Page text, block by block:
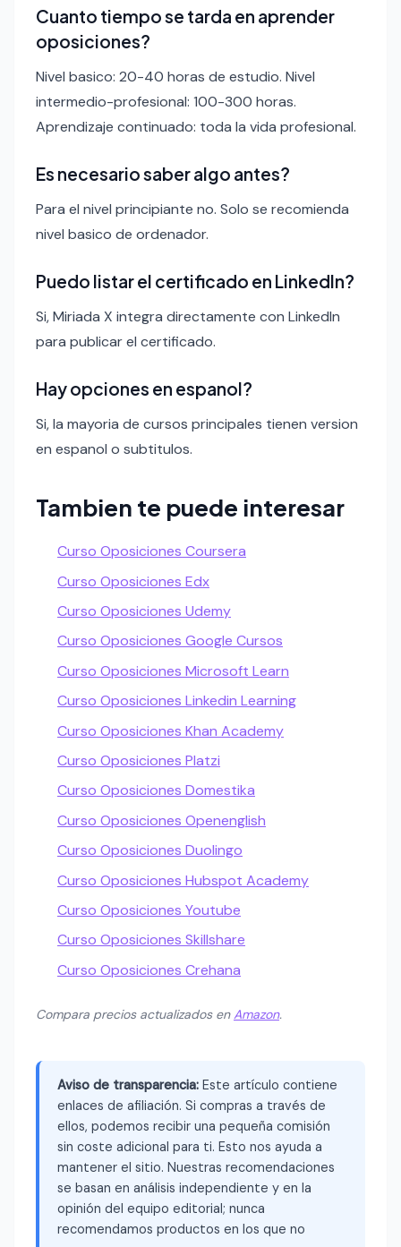
Cuanto tiempo se tarda en aprender
oposiciones?
Nivel basico: 20-40 horas de estudio. Nivel
intermedio-profesional: 100-300 horas.
Aprendizaje continuado: toda la vida profesional.
Es necesario saber algo antes?
Para el nivel principiante no. Solo se recomienda
nivel basico de ordenador.
Puedo listar el certificado en LinkedIn?
Si, Miriada X integra directamente con LinkedIn
para publicar el certificado.
Hay opciones en espanol?
Si, la mayoria de cursos principales tienen version
en espanol o subtitulos.
Tambien te puede interesar
Curso Oposiciones Coursera
Curso Oposiciones Edx
Curso Oposiciones Udemy
Curso Oposiciones Google Cursos
Curso Oposiciones Microsoft Learn
Curso Oposiciones Linkedin Learning
Curso Oposiciones Khan Academy
Curso Oposiciones Platzi
Curso Oposiciones Domestika
Curso Oposiciones Openenglish
Curso Oposiciones Duolingo
Curso Oposiciones Hubspot Academy
Curso Oposiciones Youtube
Curso Oposiciones Skillshare
Curso Oposiciones Crehana
Compara precios actualizados enAmazon.
Aviso de transparencia: Este artículo contiene
enlaces de afiliación. Si compras a través de
ellos, podemos recibir una pequeña comisión
sin coste adicional para ti. Esto nos ayuda a
mantener el sitio. Nuestras recomendaciones
se basan en análisis independiente y en la
opinión del equipo editorial; nunca
recomendamos productos en los que no